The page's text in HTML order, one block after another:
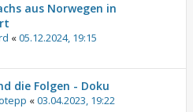
aus Norwegen in
«05.12.2024, 19:15
die Folgen - Doku
«03.04.2023, 19:22